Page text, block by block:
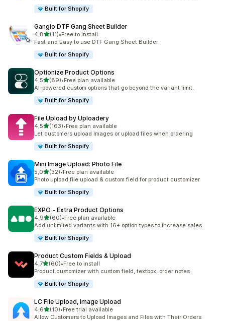
Built for Shopify
Gangio DTF Gang Sheet Builder
4,85 yıldız üzerinden
(11)
toplam 11 değerlendirme
•Free to install
Fast and Easy to use DTF Gang Sheet Builder
Built for Shopify
Optionize Product Options
4,55 yıldız üzerinden
(89)
toplam 89 değerlendirme
•Free plan available
AI-powered custom options that go beyond the variant limit.
Built for Shopify
File Upload by Uploadery
4,55 yıldız üzerinden
(163)
toplam 163 değerlendirme
•Free plan available
Let customers upload images or upload files when ordering
Built for Shopify
Mini Image Upload: Photo File
5,05 yıldız üzerinden
(32)
toplam 32 değerlendirme
•Free plan available
Photo upload,file upload & custom field for product customizer
Built for Shopify
EXPO ‑ Extra Product Options
4,95 yıldız üzerinden
(60)
toplam 60 değerlendirme
•Free plan available
Add unlimited variants with 16+ option types to increase sales
Built for Shopify
Product Custom Fields & Upload
4,75 yıldız üzerinden
(60)
toplam 60 değerlendirme
•Free to install
Product customizer with custom field, textbox, order notes
Built for Shopify
LC File Upload, Image Upload
4,65 yıldız üzerinden
(10)
toplam 10 değerlendirme
•Free trial available
Allow Customers to Upload Images and Files with Their Orders